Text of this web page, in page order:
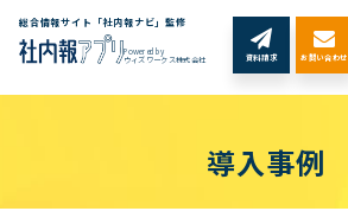
総合情報サイト「社内報ナビ」監修
Powered by
ウィズワークス株式会社
資料請求 お問い合わせ
導入事例